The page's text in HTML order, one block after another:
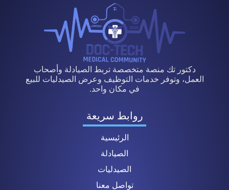
دكتور تك منصة متخصصة تربط الصيادلة وأصحاب
العمل، وتوفر خدمات التوظيف وعرض الصيدليات للبيع
في مكان واحد.
روابط سريعة
الرئيسية
الصيادلة
الصيدليات
تواصل معنا